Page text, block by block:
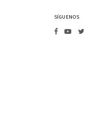
SÍGUENOS